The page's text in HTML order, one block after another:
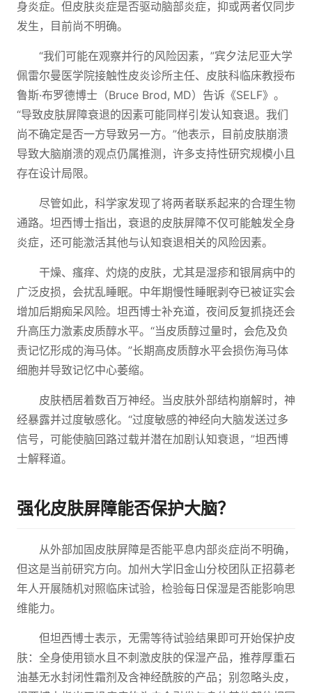
身炎症。但皮肤炎症是否驱动脑部炎症，抑或两者仅同步
发生，目前尚不明确。
“我们可能在观察并行的风险因素，”宾夕法尼亚大学
佩雷尔曼医学院接触性皮炎诊所主任、皮肤科临床教授布
鲁斯·布罗德博士（Bruce Brod, MD）告诉《SELF》。
“导致皮肤屏障衰退的因素可能同样引发认知衰退。我们
尚不确定是否一方导致另一方。”他表示，目前皮肤崩溃
导致大脑崩溃的观点仍属推测，许多支持性研究规模小且
存在设计局限。
尽管如此，科学家发现了将两者联系起来的合理生物
通路。坦西博士指出，衰退的皮肤屏障不仅可能触发全身
炎症，还可能激活其他与认知衰退相关的风险因素。
干燥、瘙痒、灼烧的皮肤，尤其是湿疹和银屑病中的
广泛皮损，会扰乱睡眠。中年期慢性睡眠剥夺已被证实会
增加后期痴呆风险。坦西博士补充道，夜间反复抓挠还会
升高压力激素皮质醇水平。“当皮质醇过量时，会危及负
责记忆形成的海马体。”长期高皮质醇水平会损伤海马体
细胞并导致记忆中心萎缩。
皮肤栖居着数百万神经。当皮肤外部结构崩解时，神
经暴露并过度敏感化。“过度敏感的神经向大脑发送过多
信号，可能使脑回路过载并潜在加剧认知衰退，”坦西博
士解释道。
强化皮肤屏障能否保护大脑？
从外部加固皮肤屏障是否能平息内部炎症尚不明确，
但这是当前研究方向。加州大学旧金山分校团队正招募老
年人开展随机对照临床试验，检验每日保湿是否能影响思
维能力。
但坦西博士表示，无需等待试验结果即可开始保护皮
肤：全身使用锁水且不刺激皮肤的保湿产品，推荐厚重石
油基无水封闭性霜剂及含神经酰胺的产品；别忽略头皮，